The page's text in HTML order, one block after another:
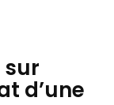
sur
d’une